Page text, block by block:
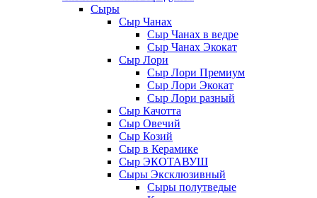
Сыры
Сыр Чанах
Сыр Чанах в ведре
Сыр Чанах Экокат
Сыр Лори
Сыр Лори Премиум
Сыр Лори Экокат
Сыр Лори разный
Сыр Качотта
Сыр Овечий
Сыр Козий
Сыр в Керамике
Сыр ЭКОТАВУШ
Сыры Эксклюзивный
Сыры полутведые